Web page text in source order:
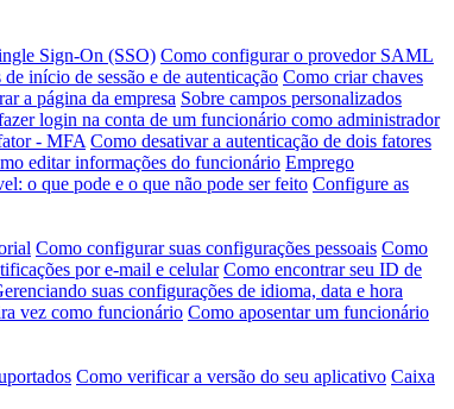
Sign-On (SSO) Como configurar o provedor SAML
início de sessão e de autenticação Como criar chaves
a página da empresa Sobre campos personalizados
login na conta de um funcionário como administrador
- MFA Como desativar a autenticação de dois fatores
editar informações do funcionário Emprego
o que pode e o que não pode ser feito Configure as
Como configurar suas configurações pessoais Como
por e-mail e celular Como encontrar seu ID de
suas configurações de idioma, data e hora
vez como funcionário Como aposentar um funcionário
Como verificar a versão do seu aplicativo Caixa